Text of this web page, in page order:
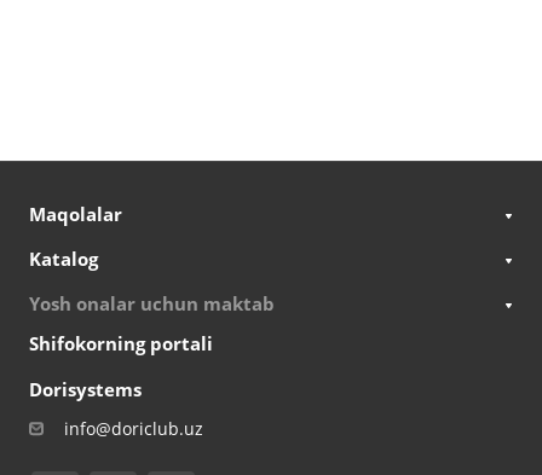
Maqolalar
Katalog
Yosh onalar uchun maktab
Shifokorning portali
Dorisystems
info@doriclub.uz